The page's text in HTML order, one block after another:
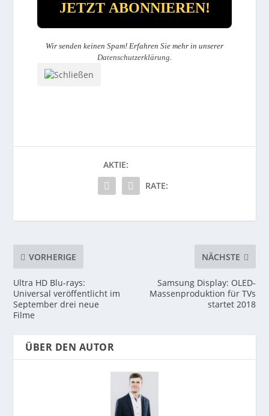
Wir senden keinen Spam! Erfahren Sie mehr in unserer
Datenschutzerklärung.
AKTIE:
RATE:
VORHERIGE
Ultra HD Blu-rays:
Universal veröffentlicht im
September drei neue
Filme
NÄCHSTE
Samsung Display: OLED-
Massenproduktion für TVs
startet 2018
ÜBER DEN AUTOR